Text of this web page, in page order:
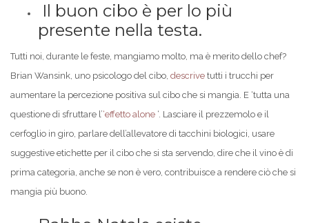
Il buon cibo è per lo più
presente nella testa.
Tutti noi, durante le feste, mangiamo molto, ma è merito dello chef?
Brian Wansink, uno psicologo del cibo, descrive tutti i trucchi per
aumentare la percezione positiva sul cibo che si mangia. E ‘tutta una
questione di sfruttare l’‘effetto alone ‘. Lasciare il prezzemolo e il
cerfoglio in giro, parlare dell’allevatore di tacchini biologici, usare
suggestive etichette per il cibo che si sta servendo, dire che il vino è di
prima categoria, anche se non è vero, contribuisce a rendere ciò che si
mangia più buono.